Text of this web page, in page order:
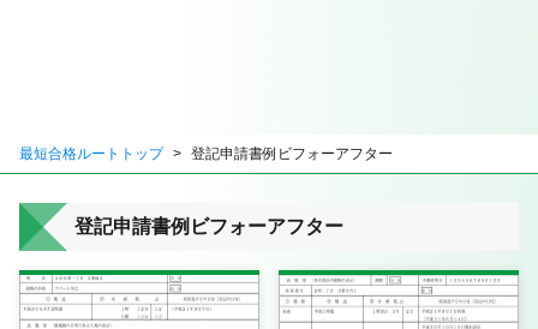
最短合格ルートトップ 登記申請書例ビフォーアフター
登記申請書例ビフォーアフター